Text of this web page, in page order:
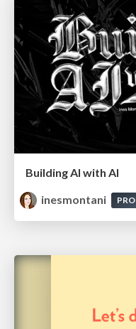
Building AI with AI
inesmontani
PRO